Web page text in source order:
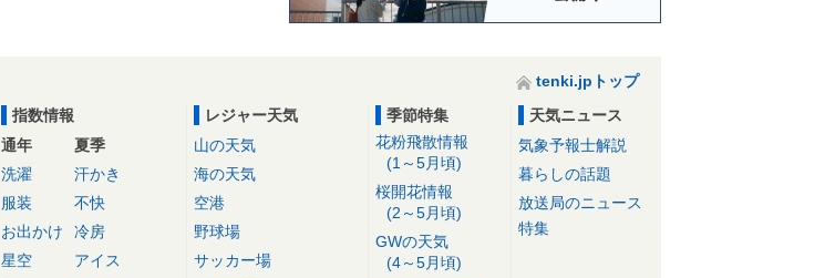
tenki.jpトップ
指数情報
通年
洗濯
服装
お出かけ
星空
夏季
汗かき
不快
冷房
アイス
レジャー天気
山の天気
海の天気
空港
野球場
サッカー場
季節特集
花粉飛散情報
(1～5月頃)
桜開花情報
(2～5月頃)
GWの天気
(4～5月頃)
天気ニュース
気象予報士解説
暮らしの話題
放送局のニュース
特集